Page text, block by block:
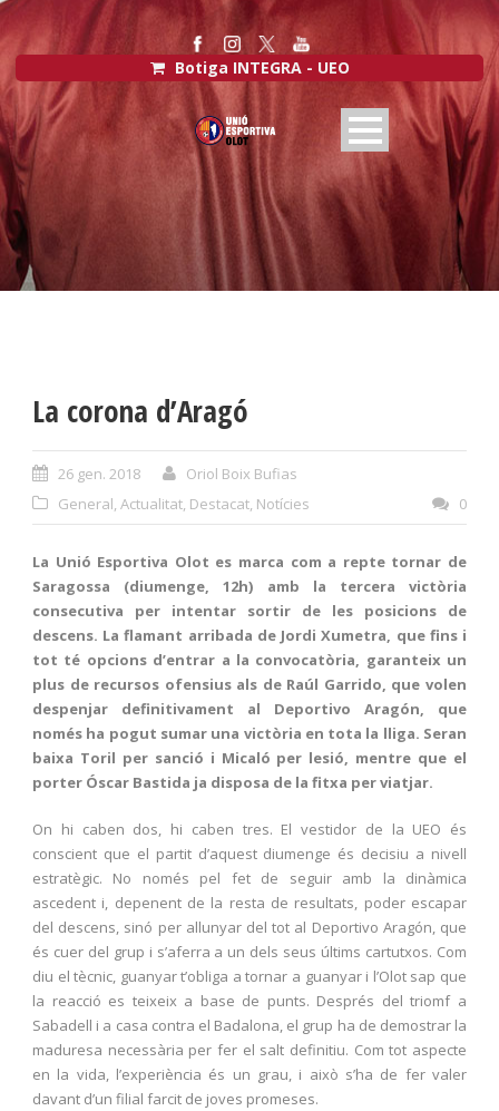
Botiga INTEGRA - UEO
La corona d’Aragó
26 gen. 2018
Oriol Boix Bufias
General, Actualitat, Destacat, Notícies 0
La Unió Esportiva Olot es marca com a repte tornar de
Saragossa (diumenge, 12h) amb la tercera victòria
consecutiva per intentar sortir de les posicions de
descens. La flamant arribada de Jordi Xumetra, que fins i
tot té opcions d’entrar a la convocatòria, garanteix un
plus de recursos ofensius als de Raúl Garrido, que volen
despenjar definitivament al Deportivo Aragón, que
només ha pogut sumar una victòria en tota la lliga. Seran
baixa Toril per sanció i Micaló per lesió, mentre que el
porter Óscar Bastida ja disposa de la fitxa per viatjar.
On hi caben dos, hi caben tres. El vestidor de la UEO és
conscient que el partit d’aquest diumenge és decisiu a nivell
estratègic. No només pel fet de seguir amb la dinàmica
ascedent i, depenent de la resta de resultats, poder escapar
del descens, sinó per allunyar del tot al Deportivo Aragón, que
és cuer del grup i s’aferra a un dels seus últims cartutxos. Com
diu el tècnic, guanyar t’obliga a tornar a guanyar i l’Olot sap que
la reacció es teixeix a base de punts. Després del triomf a
Sabadell i a casa contra el Badalona, el grup ha de demostrar la
maduresa necessària per fer el salt definitiu. Com tot aspecte
en la vida, l’experiència és un grau, i això s’ha de fer valer
davant d’un filial farcit de joves promeses.